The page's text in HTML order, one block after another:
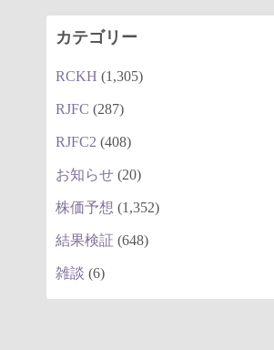
カテゴリー
RCKH (1,305)
RJFC (287)
RJFC2 (408)
お知らせ (20)
株価予想 (1,352)
結果検証 (648)
雑談 (6)